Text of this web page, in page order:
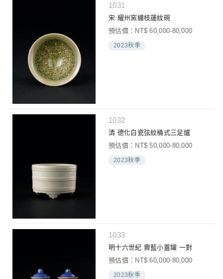
1031
宋 耀州窯纏枝蓮紋碗
預估價：NT$ 60,000-80,000
2023秋季
1032
清 德化白瓷弦紋桶式三足爐
預估價：NT$ 50,000-80,000
2023秋季
1033
明十六世紀 霽藍小蓋罐 一對
預估價：NT$ 60,000-80,000
2023秋季